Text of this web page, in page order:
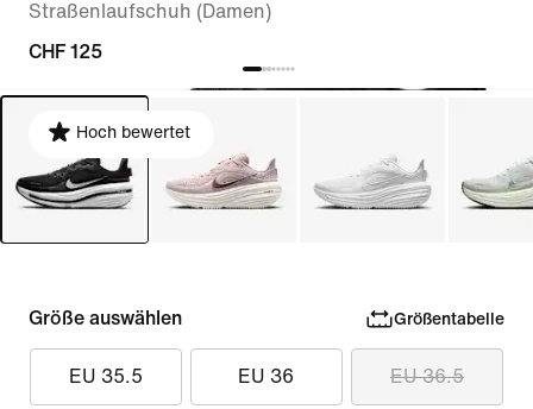
Straßenlaufschuh (Damen)
CHF 125
Hoch bewertet
Größe auswählen Größentabelle
EU 35.5 EU 36 EU 36.5